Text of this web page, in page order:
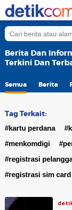
Berita Dan
Terkini Dan
Semua Berita
Tag Terkait:
#kartu perdana
#menkomdigi
#registrasi
#registrasi sim card